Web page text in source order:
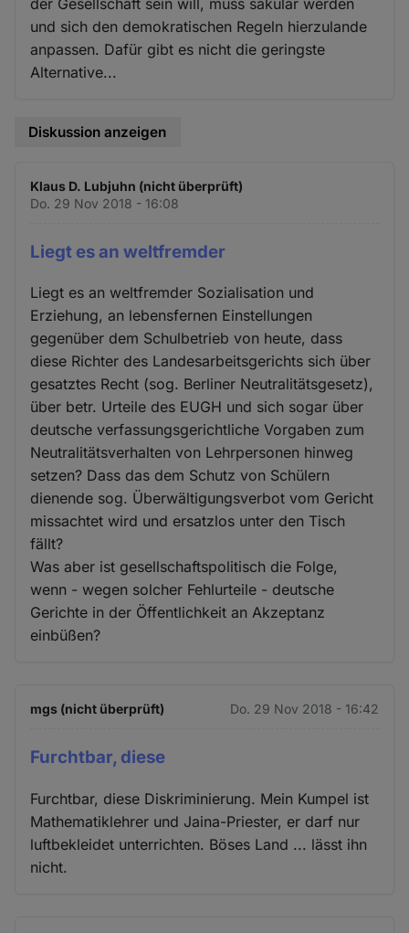
der Gesellschaft sein will, muss säkular werden
und sich den demokratischen Regeln hierzulande
anpassen. Dafür gibt es nicht die geringste
Alternative...
Diskussion anzeigen
Klaus D. Lubjuhn (nicht überprüft)
Do. 29 Nov 2018 - 16:08
Liegt es an weltfremder
Liegt es an weltfremder Sozialisation und
Erziehung, an lebensfernen Einstellungen
gegenüber dem Schulbetrieb von heute, dass
diese Richter des Landesarbeitsgerichts sich über
gesatztes Recht (sog. Berliner Neutralitätsgesetz),
über betr. Urteile des EUGH und sich sogar über
deutsche verfassungsgerichtliche Vorgaben zum
Neutralitätsverhalten von Lehrpersonen hinweg
setzen? Dass das dem Schutz von Schülern
dienende sog. Überwältigungsverbot vom Gericht
missachtet wird und ersatzlos unter den Tisch
fällt?
Was aber ist gesellschaftspolitisch die Folge,
wenn - wegen solcher Fehlurteile - deutsche
Gerichte in der Öffentlichkeit an Akzeptanz
einbüßen?
mgs (nicht überprüft) Do. 29 Nov 2018 - 16:42
Furchtbar, diese
Furchtbar, diese Diskriminierung. Mein Kumpel ist
Mathematiklehrer und Jaina-Priester, er darf nur
luftbekleidet unterrichten. Böses Land ... lässt ihn
nicht.